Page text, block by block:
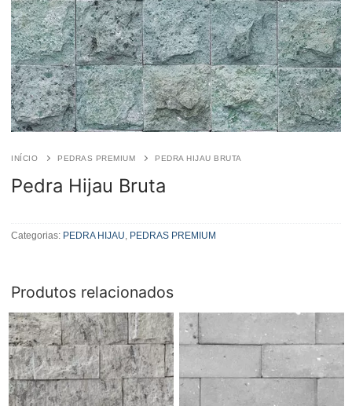
INÍCIO PEDRAS PREMIUM PEDRA HIJAU BRUTA
Pedra Hijau Bruta
Hijau
Categorias: PEDRA HIJAU, PEDRAS PREMIUM
Produtos relacionados